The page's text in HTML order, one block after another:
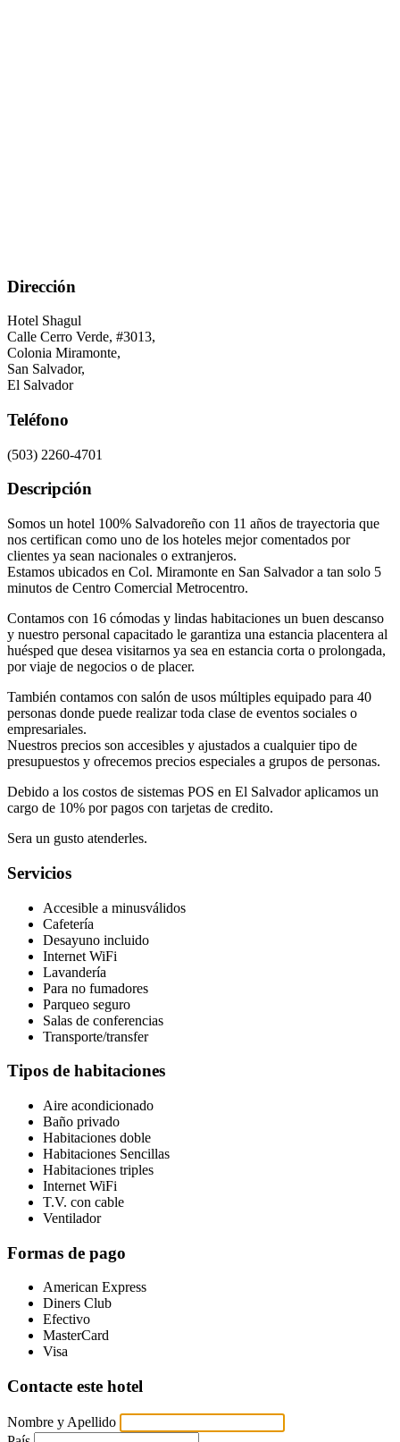
Dirección
Hotel Shagul
Calle Cerro Verde, #3013,
Colonia Miramonte,
San Salvador,
El Salvador
Teléfono
(503) 2260-4701
Descripción
Somos un hotel 100% Salvadoreño con 11 años de trayectoria que
nos certifican como uno de los hoteles mejor comentados por
clientes ya sean nacionales o extranjeros.
Estamos ubicados en Col. Miramonte en San Salvador a tan solo 5
minutos de Centro Comercial Metrocentro.
Contamos con 16 cómodas y lindas habitaciones un buen descanso
y nuestro personal capacitado le garantiza una estancia placentera al
huésped que desea visitarnos ya sea en estancia corta o prolongada,
por viaje de negocios o de placer.
También contamos con salón de usos múltiples equipado para 40
personas donde puede realizar toda clase de eventos sociales o
empresariales.
Nuestros precios son accesibles y ajustados a cualquier tipo de
presupuestos y ofrecemos precios especiales a grupos de personas.
Debido a los costos de sistemas POS en El Salvador aplicamos un
cargo de 10% por pagos con tarjetas de credito.
Sera un gusto atenderles.
Servicios
Accesible a minusválidos
Cafetería
Desayuno incluido
Internet WiFi
Lavandería
Para no fumadores
Parqueo seguro
Salas de conferencias
Transporte/transfer
Tipos de habitaciones
Aire acondicionado
Baño privado
Habitaciones doble
Habitaciones Sencillas
Habitaciones triples
Internet WiFi
T.V. con cable
Ventilador
Formas de pago
American Express
Diners Club
Efectivo
MasterCard
Visa
Contacte este hotel
Nombre y Apellido